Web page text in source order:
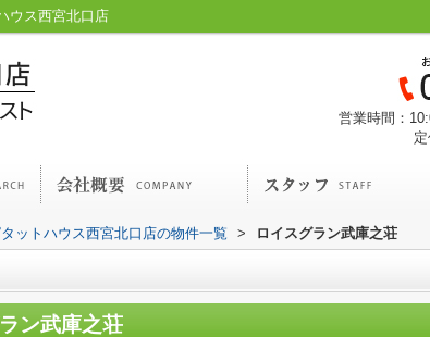
ウス西宮北口店
営業時間：
タットハウス西宮北口店の物件一覧 > ロイスグラン武庫之荘
ン武庫之荘